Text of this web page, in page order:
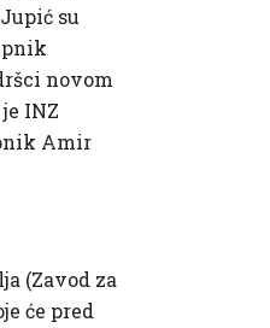
su
novom
INZ
Amir
(Zavod za
će pred